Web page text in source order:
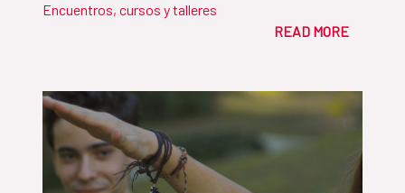
Encuentros, cursos y talleres
READ MORE